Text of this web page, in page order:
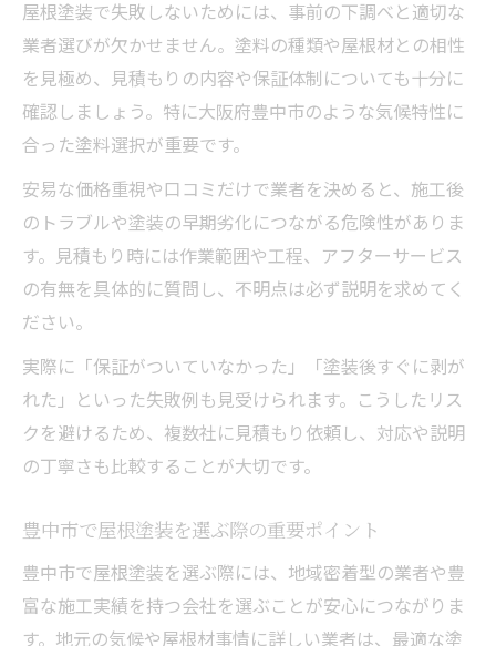
アフターサービスが充実した屋根塗装を選
ぶ
屋根塗装の口コミや実績を活かした選び方
気候を考慮した屋根塗装のコツ徹底解説
豊中市の気候に最適な屋根塗装とは何か
屋根塗装で遮熱効果を高める選び方のポイ
ント
気温や湿度に合った屋根塗装材の選定方法
高温多湿に耐える屋根塗装の工夫と対策
長持ちする屋根塗装の選び方と秘訣
耐久性重視の屋根塗装選びのポイント
屋根塗装で大切な下地処理の重要性
塗装後のメンテナンスで長持ちさせる方法
屋根塗装で耐久性を高める秘訣を解説
豊中市特有の屋根塗装課題を知る
屋根塗装で失敗しないためには、事前の下調べと適切な
業者選びが欠かせません。塗料の種類や屋根材との相性
を見極め、見積もりの内容や保証体制についても十分に
確認しましょう。特に大阪府豊中市のような気候特性に
合った塗料選択が重要です。
安易な価格重視や口コミだけで業者を決めると、施工後
のトラブルや塗装の早期劣化につながる危険性がありま
す。見積もり時には作業範囲や工程、アフターサービス
の有無を具体的に質問し、不明点は必ず説明を求めてく
ださい。
実際に「保証がついていなかった」「塗装後すぐに剥が
れた」といった失敗例も見受けられます。こうしたリス
クを避けるため、複数社に見積もり依頼し、対応や説明
の丁寧さも比較することが大切です。
豊中市で屋根塗装を選ぶ際の重要ポイント
豊中市で屋根塗装を選ぶ際には、地域密着型の業者や豊
富な施工実績を持つ会社を選ぶことが安心につながりま
す。地元の気候や屋根材事情に詳しい業者は、最適な塗